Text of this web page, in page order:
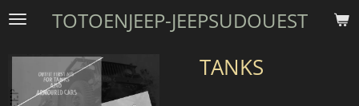
Passer
contenu
principal
TOTOENJEEP-JEEPSUDOUEST
TANKS